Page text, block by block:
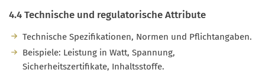
4.4 Technische und regulatorische Attribute
Technische Spezifikationen, Normen und Pflichtangaben.
Beispiele: Leistung in Watt, Spannung,
Sicherheitszertifikate, Inhaltsstoffe.